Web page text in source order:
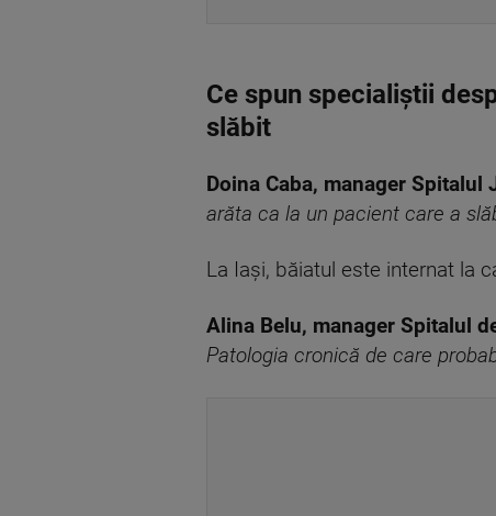
Ce spun specialiștii
slăbit
Doina Caba, manager Spitalul
arăta ca la un pacient care a
La Iași, băiatul este internat la
Alina Belu, manager Spitalul
Patologia cronică de care